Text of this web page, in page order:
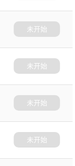
未开始
未开始
未开始
未开始